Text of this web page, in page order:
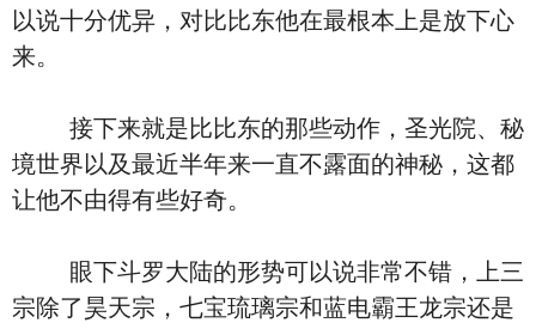
以说十分优异，对比比东他在最根本上是放下心
来。
接下来就是比比东的那些动作，圣光院、秘
境世界以及最近半年来一直不露面的神秘，这都
让他不由得有些好奇。
眼下斗罗大陆的形势可以说非常不错，上三
宗除了昊天宗，七宝琉璃宗和蓝电霸王龙宗还是